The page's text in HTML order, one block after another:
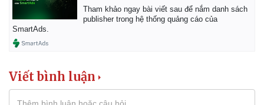
Tham khảo ngay bài viết sau để nắm danh sách
publisher trong hệ thống quảng cáo của
SmartAds.
Viết bình luận